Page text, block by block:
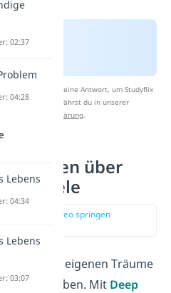
speichern wir deine Antwort, um Studyflix
Mehr dazu erfährst du in unserer
Datenschutzerklärung.
Fragen über
und Ziele
zur Stelle im Video springen
hat seine eigenen Träume
ihn antreiben. Mit Deep
02:37
04:28
Lebens
04:34
Lebens
03:07